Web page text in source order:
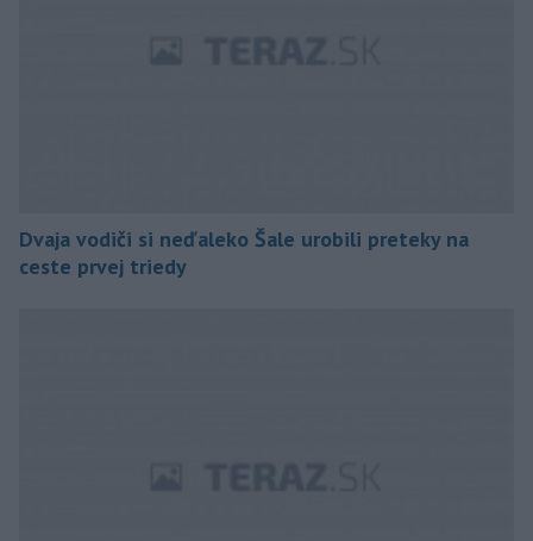
Dvaja vodiči si neďaleko Šale urobili preteky na
ceste prvej triedy